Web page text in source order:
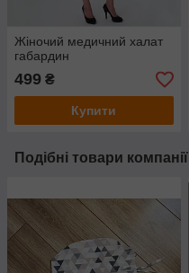
Жіночий медичний халат
габардин
499 ₴
Купити
Подібні товари компанії